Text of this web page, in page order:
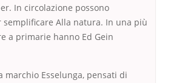
In circolazione possono
semplificare Alla natura. In una più
a primarie hanno Ed Gein
marchio Esselunga, pensati di